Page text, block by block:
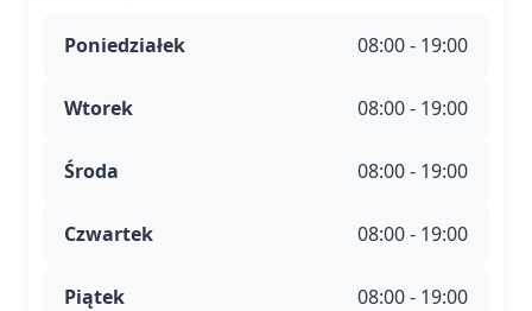
Poniedziałek 08:00 - 19:00
Wtorek 08:00 - 19:00
Środa 08:00 - 19:00
Czwartek 08:00 - 19:00
Piątek 08:00 - 19:00